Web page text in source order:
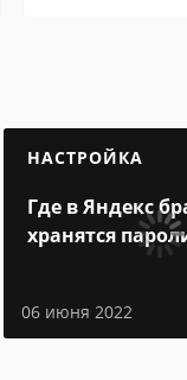
НАСТРОЙКА
Где в Яндекс
хранятся
06 июня 2022